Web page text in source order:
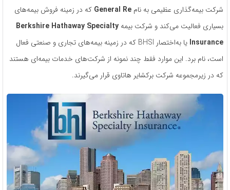
شرکت بیمه‌گذاری عظیمی به نام General Re که در زمینه فروش بیمه‌های
بسیاری فعالیت می‌کند و شرکت بیمه Berkshire Hathaway Specialty
Insurance
یا به‌اختصار BHSI که در زمینه بیمه‌های تجاری و صنعتی فعال
است، نام برد. این موارد فقط چند نمونه از شرکت‌های خدمات بیمه‌ای هستند
که در زیرمجموعه شرکت برکشایر هاتاوی قرار می‌گیرند.